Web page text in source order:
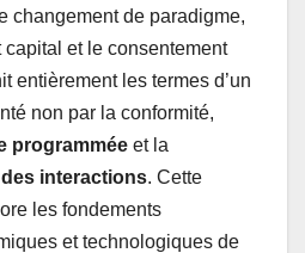
changement de paradigme,
et le consentement
entièrement les termes d’un
non par la conformité,
programmée et la
interactions. Cette
les fondements
et technologiques de